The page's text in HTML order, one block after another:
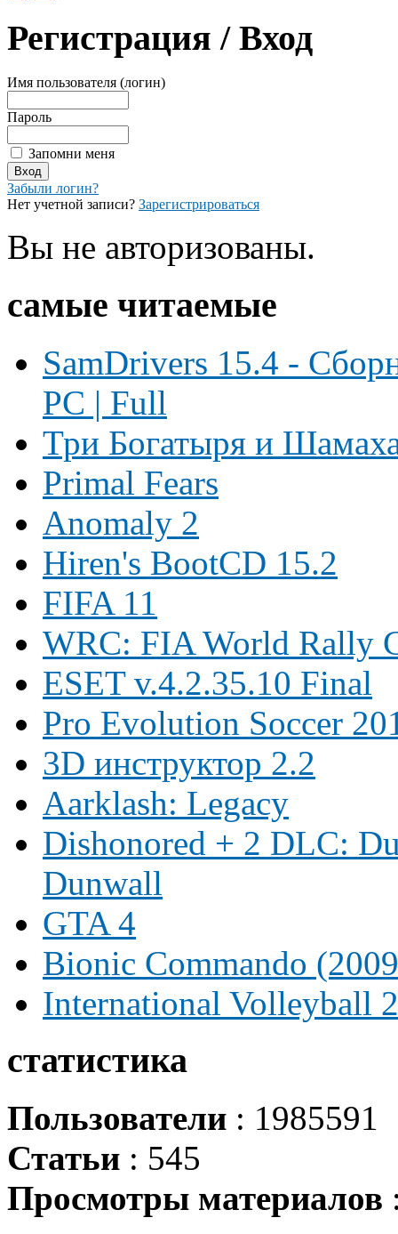
Регистрация / Вход
Имя пользователя (логин)
Пароль
Запомни меня
Забыли логин?
Нет учетной записи? Зарегистрироваться
Вы не авторизованы.
самые читаемые
SamDrivers 15.4 -
PC | Full
Три Богатыря и
Primal Fears
Anomaly 2
Hiren's BootCD 15.2
FIFA 11
WRC: FIA World Rally
ESET v.4.2.35.10 Final
Pro Evolution Soccer
3D инструктор 2.2
Aarklash: Legacy
Dishonored + 2 DLC:
Dunwall
GTA 4
Bionic Commando
International Volleyball
статистика
Пользователи : 1985591
Статьи : 545
Просмотры материалов